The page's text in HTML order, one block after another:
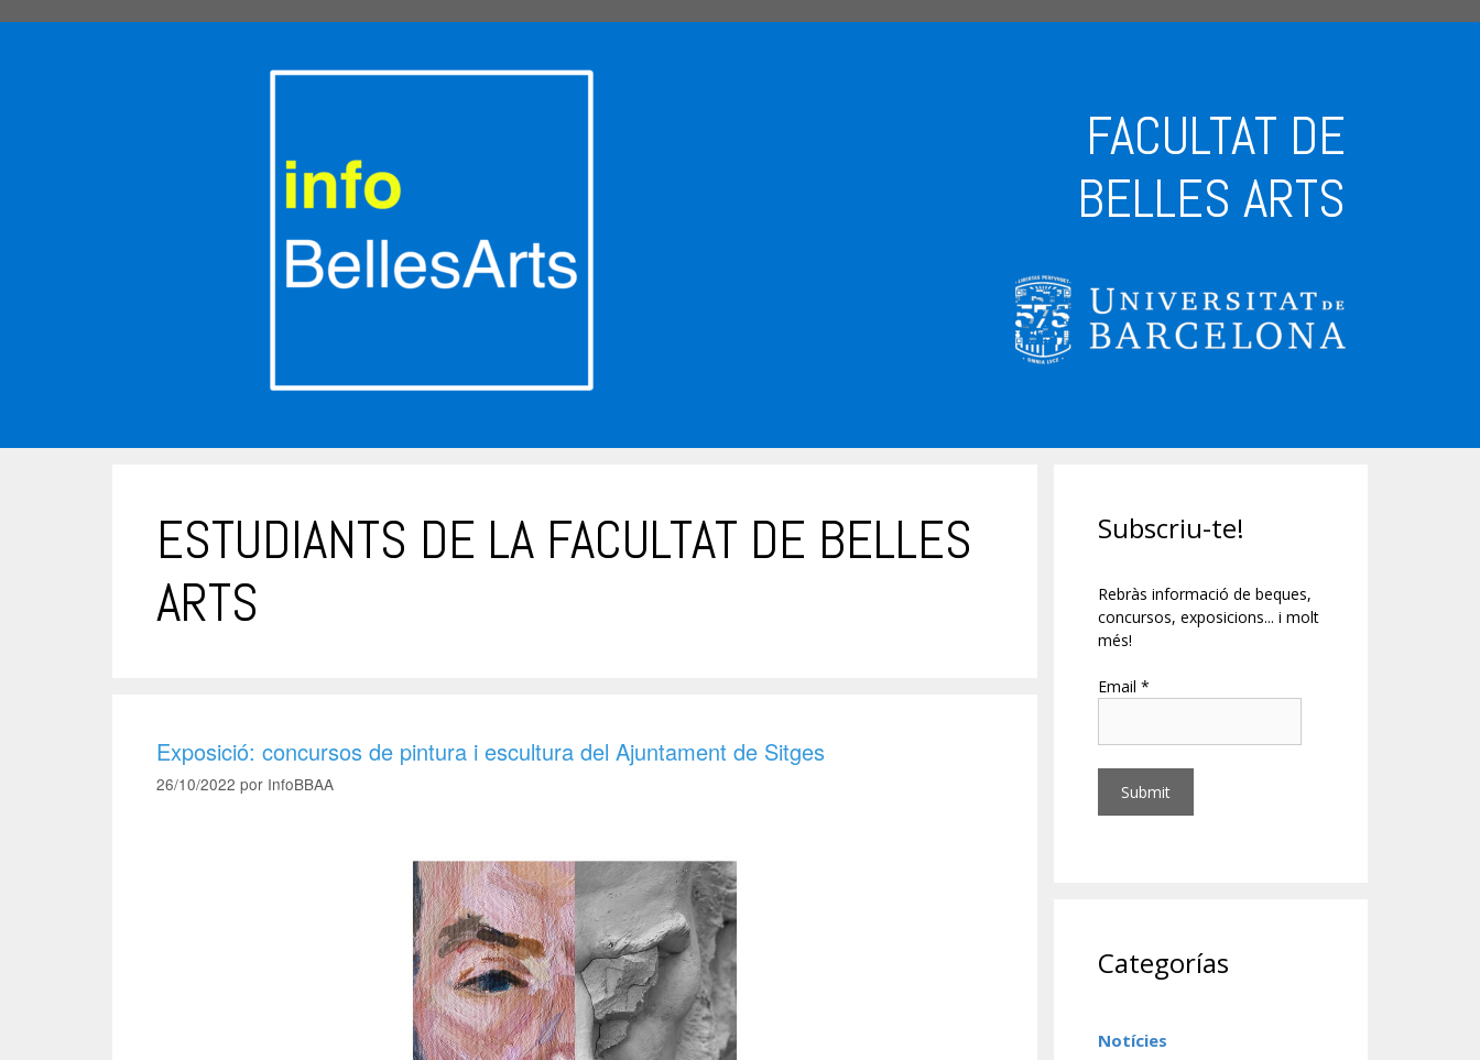
FACULTAT DE
BELLES ARTS
ESTUDIANTS DE LA FACULTAT DE BELLES
ARTS
Exposició: concursos de pintura i escultura del Ajuntament de Sitges
26/10/2022 por InfoBBAA
Subscriu-te!
Rebràs informació de beques,
concursos, exposicions... i molt
més!
Email *
Categorías
Notícies